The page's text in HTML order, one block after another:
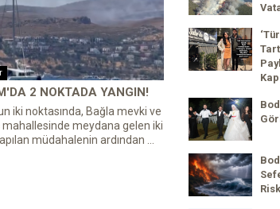
2 NOKTADA YANGIN!
iki noktasında, Bağla mevki ve
mahallesinde meydana gelen iki
müdahalenin ardından ...